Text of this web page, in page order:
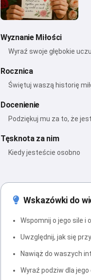
Wyznanie Miłości
Wyraź swoje głębokie
Rocznica
Świętuj waszą historię
Docenienie
Podziękuj mu za to, że
Tęsknota za nim
Kiedy jesteście osobno
Wskazówki do
Wspomnij o jego sile i
Uwzględnij, jak się
Nawiąż do waszych
Wyraź podziw dla jego